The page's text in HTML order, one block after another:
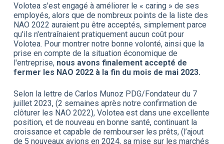
Volotea s'est engagé à améliorer le « caring » de ses
employés, alors que de nombreux points de la liste des
NAO 2022 auraient pu être acceptés, simplement parce
qu'ils n'entraînaient pratiquement aucun coût pour
Volotea. Pour montrer notre bonne volonté, ainsi que la
prise en compte de la situation économique de
l'entreprise, nous avons finalement accepté de
fermer les NAO 2022 à la fin du mois de mai 2023.
Selon la lettre de Carlos Munoz PDG/Fondateur du 7
juillet 2023, (2 semaines après notre confirmation de
clôturer les NAO 2022), Volotea est dans une excellente
position, et de nouveau en bonne santé, continuant la
croissance et capable de rembourser les prêts, (l’ajout
de 5 nouveaux avions en 2024, sa mise sur les marchés